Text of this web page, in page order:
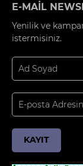
E-MAİL
Yenilik ve
istermisiniz.
KAYIT